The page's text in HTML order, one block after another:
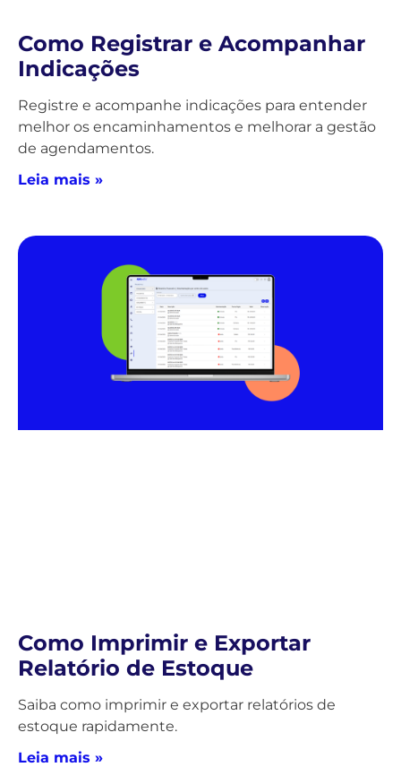
Como Registrar e Acompanhar
Indicações
Registre e acompanhe indicações para entender
melhor os encaminhamentos e melhorar a gestão
de agendamentos.
Leia mais »
Como Imprimir e Exportar
Relatório de Estoque
Saiba como imprimir e exportar relatórios de
estoque rapidamente.
Leia mais »